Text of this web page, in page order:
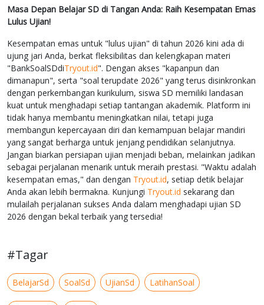
Masa Depan Belajar SD di Tangan Anda: Raih Kesempatan Emas
Lulus Ujian!
Kesempatan emas untuk "lulus ujian" di tahun 2026 kini ada di
ujung jari Anda, berkat fleksibilitas dan kelengkapan materi
"BankSoalSDdiTryout.id". Dengan akses "kapanpun dan
dimanapun", serta "soal terupdate 2026" yang terus disinkronkan
dengan perkembangan kurikulum, siswa SD memiliki landasan
kuat untuk menghadapi setiap tantangan akademik. Platform ini
tidak hanya membantu meningkatkan nilai, tetapi juga
membangun kepercayaan diri dan kemampuan belajar mandiri
yang sangat berharga untuk jenjang pendidikan selanjutnya.
Jangan biarkan persiapan ujian menjadi beban, melainkan jadikan
sebagai perjalanan menarik untuk meraih prestasi. "Waktu adalah
kesempatan emas," dan dengan Tryout.id, setiap detik belajar
Anda akan lebih bermakna. Kunjungi Tryout.id sekarang dan
mulailah perjalanan sukses Anda dalam menghadapi ujian SD
2026 dengan bekal terbaik yang tersedia!
#Tagar
BelajarSd SoalSd UjianSd LatihanSoal